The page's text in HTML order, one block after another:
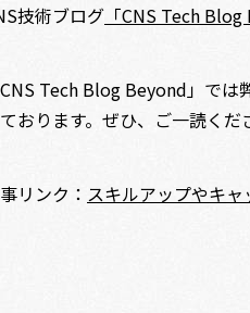
技術ブログ 「CNS Tech Blog
CNS Tech Blog Beyond」で
おります。ぜひ、ご一読くだ
リンク： スキルアップやキ